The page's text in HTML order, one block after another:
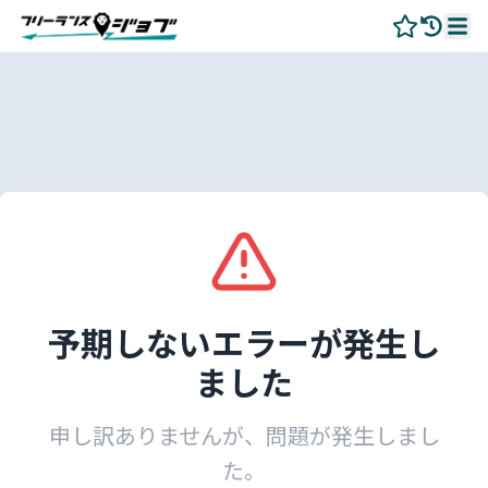
予期しないエラーが発生し
ました
申し訳ありませんが、問題が発生しまし
た。